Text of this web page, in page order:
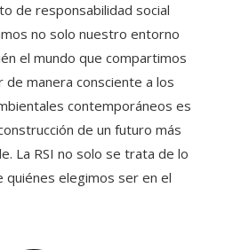
de responsabilidad social
no solo nuestro entorno
el mundo que compartimos
manera consciente a los
contemporáneos es
de un futuro más
La RSI no solo se trata de lo
quiénes elegimos ser en el